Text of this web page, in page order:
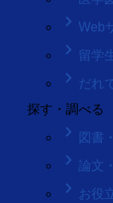
keyboard_arrow_right Web
keyboard_arrow_right 留学
keyboard_arrow_right だれ
探す・調べる
keyboard_arrow_right 図書
keyboard_arrow_right 論文
keyboard_arrow_right お役